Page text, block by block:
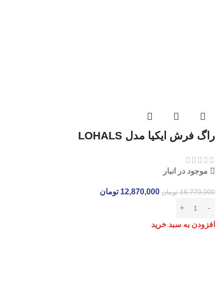
راگ فرش ایکیا مدل LOHALS
موجود در انبار
16,770,000 تومان 12,870,000 تومان
افزودن به سبد خرید